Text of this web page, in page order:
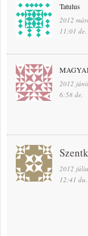
Tatulus
2012
11:01 de.
2012
6:58 de.
2012
12:41 du.